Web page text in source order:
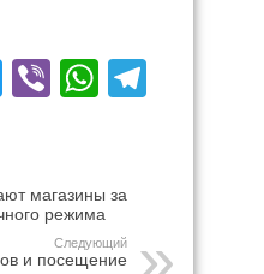
Twitter
Viber
магазины за
режима
Следующий
и посещение